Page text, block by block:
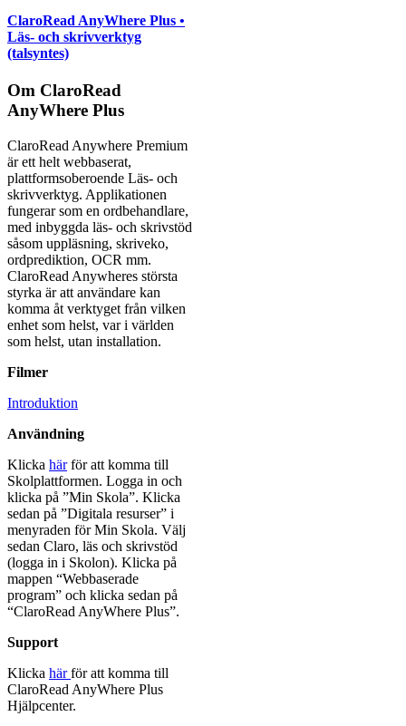
ClaroRead AnyWhere Plus •
Läs- och skrivverktyg
(talsyntes)
Om ClaroRead
AnyWhere Plus
ClaroRead Anywhere Premium
är ett helt webbaserat,
plattformsoberoende Läs- och
skrivverktyg. Applikationen
fungerar som en ordbehandlare,
med inbyggda läs- och skrivstöd
såsom uppläsning, skriveko,
ordprediktion, OCR mm.
ClaroRead Anywheres största
styrka är att användare kan
komma åt verktyget från vilken
enhet som helst, var i världen
som helst, utan installation.
Filmer
Introduktion
Användning
Klicka härför att komma till
Skolplattformen. Logga in och
klicka på ”Min Skola”. Klicka
sedan på ”Digitala resurser” i
menyraden för Min Skola. Välj
sedan Claro, läs och skrivstöd
(logga in i Skolon). Klicka på
mappen “Webbaserade
program” och klicka sedan på
“ClaroRead AnyWhere Plus”.
Support
Klicka härför att komma till
ClaroRead AnyWhere Plus
Hjälpcenter.